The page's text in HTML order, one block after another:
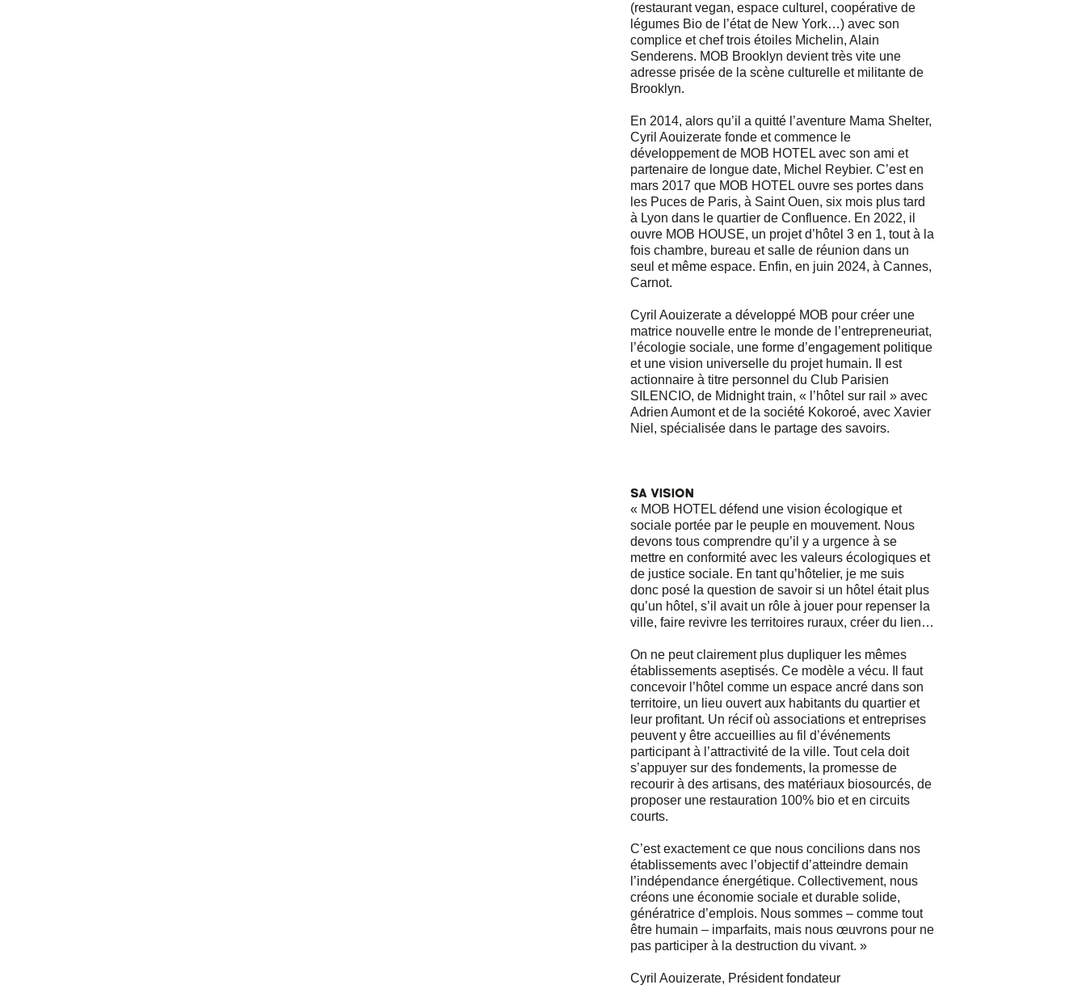
(restaurant vegan, espace culturel, coopérative de
légumes Bio de l’état de New York…) avec son
complice et chef trois étoiles Michelin, Alain
Senderens. MOB Brooklyn devient très vite une
adresse prisée de la scène culturelle et militante de
Brooklyn.
En 2014, alors qu’il a quitté l’aventure Mama Shelter,
Cyril Aouizerate fonde et commence le
développement de MOB HOTEL avec son ami et
partenaire de longue date, Michel Reybier. C’est en
mars 2017 que MOB HOTEL ouvre ses portes dans
les Puces de Paris, à Saint Ouen, six mois plus tard
à Lyon dans le quartier de Confluence. En 2022, il
ouvre MOB HOUSE, un projet d’hôtel 3 en 1, tout à la
fois chambre, bureau et salle de réunion dans un
seul et même espace. Enfin, en juin 2024, à Cannes,
Carnot.
Cyril Aouizerate a développé MOB pour créer une
matrice nouvelle entre le monde de l’entrepreneuriat,
l’écologie sociale, une forme d’engagement politique
et une vision universelle du projet humain. Il est
actionnaire à titre personnel du Club Parisien
SILENCIO, de Midnight train, « l’hôtel sur rail » avec
Adrien Aumont et de la société Kokoroé, avec Xavier
Niel, spécialisée dans le partage des savoirs.
Sa vision
« MOB HOTEL défend une vision écologique et
sociale portée par le peuple en mouvement. Nous
devons tous comprendre qu’il y a urgence à se
mettre en conformité avec les valeurs écologiques et
de justice sociale. En tant qu’hôtelier, je me suis
donc posé la question de savoir si un hôtel était plus
qu’un hôtel, s’il avait un rôle à jouer pour repenser la
ville, faire revivre les territoires ruraux, créer du lien…
On ne peut clairement plus dupliquer les mêmes
établissements aseptisés. Ce modèle a vécu. Il faut
concevoir l’hôtel comme un espace ancré dans son
territoire, un lieu ouvert aux habitants du quartier et
leur profitant. Un récif où associations et entreprises
peuvent y être accueillies au fil d’événements
participant à l’attractivité de la ville. Tout cela doit
s’appuyer sur des fondements, la promesse de
recourir à des artisans, des matériaux biosourcés, de
proposer une restauration 100% bio et en circuits
courts.
C’est exactement ce que nous concilions dans nos
établissements avec l’objectif d’atteindre demain
l’indépendance énergétique. Collectivement, nous
créons une économie sociale et durable solide,
génératrice d’emplois. Nous sommes – comme tout
être humain – imparfaits, mais nous œuvrons pour ne
pas participer à la destruction du vivant. »
Cyril Aouizerate, Président fondateur